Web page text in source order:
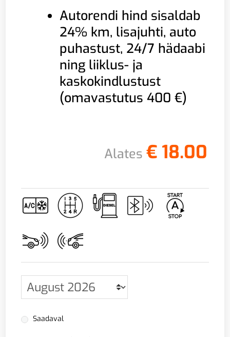
Autorendi hind sisaldab
24% km, lisajuhti, auto
puhastust, 24/7 hädaabi
ning liiklus- ja
kaskokindlustust
(omavastutus 400 €)
Alates € 18.00
Saadaval